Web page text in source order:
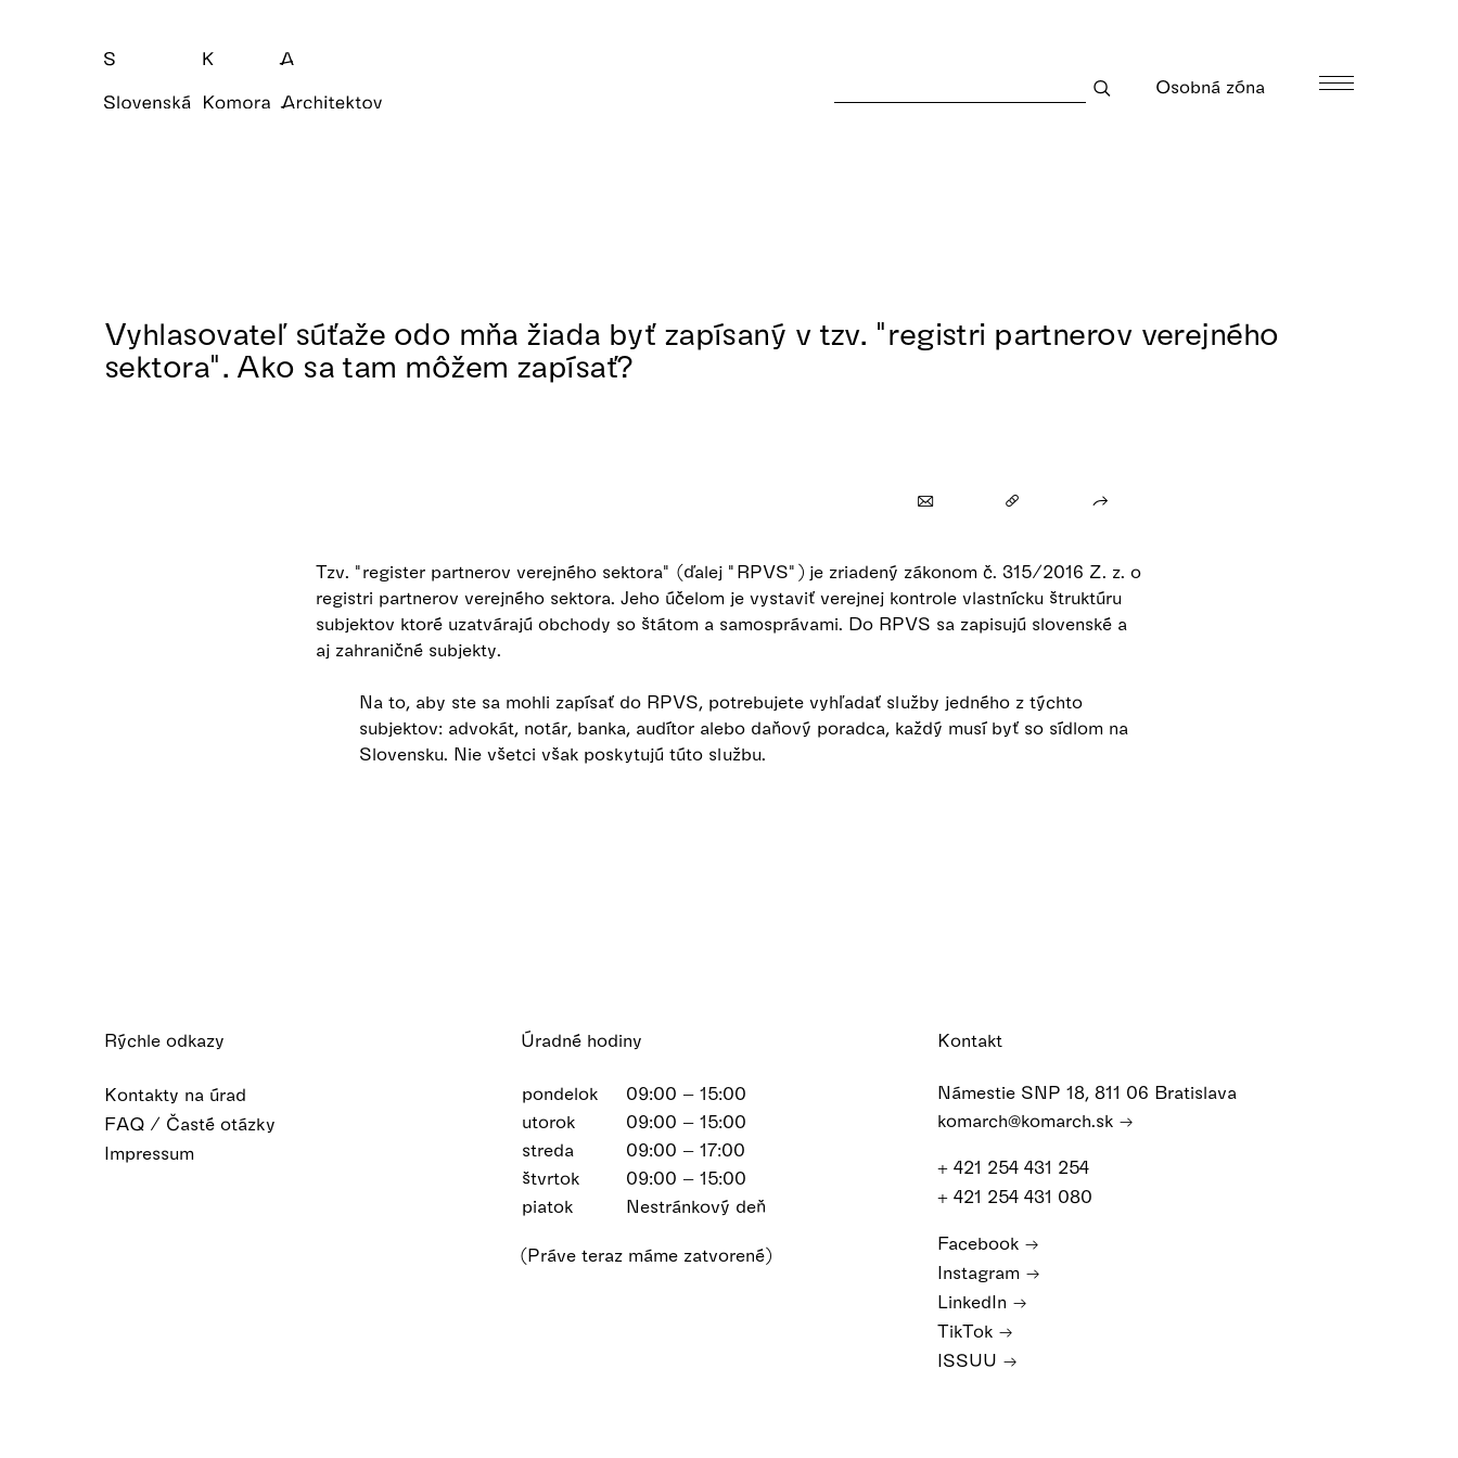
Osobná zóna
Vyhlasovateľ súťaže odo mňa žiada byť zapísaný v tzv. "registri partnerov verejného
sektora". Ako sa tam môžem zapísať?
Tzv. "register partnerov verejného sektora" (ďalej "RPVS") je zriadený zákonom č. 315/2016 Z. z. o
registri partnerov verejného sektora. Jeho účelom je vystaviť verejnej kontrole vlastnícku štruktúru
subjektov ktoré uzatvárajú obchody so štátom a samosprávami. Do RPVS sa zapisujú slovenské a
aj zahraničné subjekty.
Na to, aby ste sa mohli zapísať do RPVS, potrebujete vyhľadať služby jedného z týchto
subjektov: advokát, notár, banka, audítor alebo daňový poradca, každý musí byť so sídlom na
Slovensku. Nie všetci však poskytujú túto službu.
Rýchle odkazy
Kontakty na úrad
FAQ / Časté otázky
Impressum
Úradné hodiny
pondelok
09:00 – 15:00
utorok
09:00 – 15:00
streda
09:00 – 17:00
štvrtok
09:00 – 15:00
piatok
Nestránkový deň
(Práve teraz máme zatvorené)
Kontakt
Námestie SNP 18, 811 06 Bratislava
komarch@komarch.sk
+ 421 254 431 254
+ 421 254 431 080
Facebook
Instagram
LinkedIn
TikTok
ISSUU